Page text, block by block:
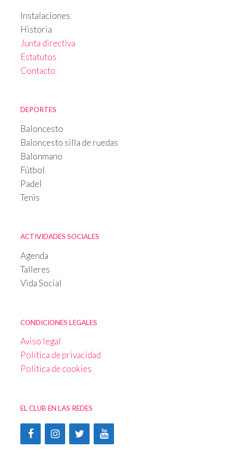
Instalaciones
Historia
Junta directiva
Estatutos
Contacto
DEPORTES
Baloncesto
Baloncesto silla de ruedas
Balonmano
Fútbol
Padel
Tenis
ACTIVIDADES SOCIALES
Agenda
Talleres
Vida Social
CONDICIONES LEGALES
Aviso legal
Política de privacidad
Política de cookies
EL CLUB EN LAS REDES